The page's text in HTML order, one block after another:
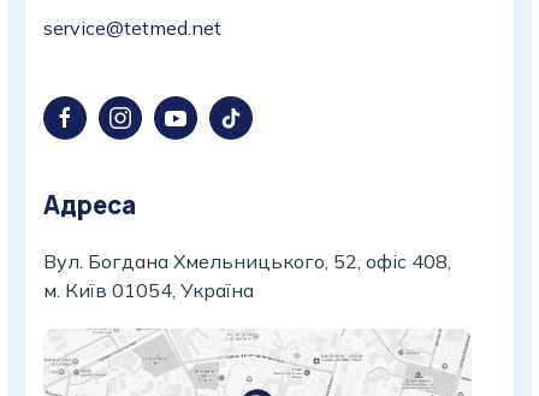
service@tetmed.net
Адреса
Вул. Богдана Хмельницького, 52, офіс 408,
м. Київ 01054, Україна